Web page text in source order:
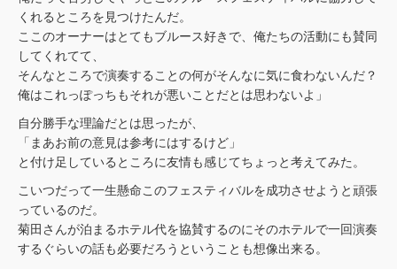
くれるところを見つけたんだ。
ここのオーナーはとてもブルース好きで、俺たちの活動にも賛同
してくれてて、
そんなところで演奏することの何がそんなに気に食わないんだ？
俺はこれっぽっちもそれが悪いことだとは思わないよ」
自分勝手な理論だとは思ったが、
「まあお前の意見は参考にはするけど」
と付け足しているところに友情も感じてちょっと考えてみた。
こいつだって一生懸命このフェスティバルを成功させようと頑張
っているのだ。
菊田さんが泊まるホテル代を協賛するのにそのホテルで一回演奏
するぐらいの話も必要だろうということも想像出来る。